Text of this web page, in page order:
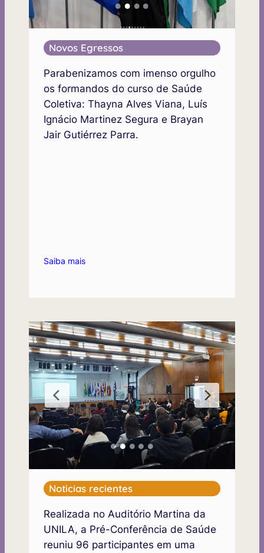
Novos Egressos
Parabenizamos com imenso orgulho
os formandos do curso de Saúde
Coletiva: Thayna Alves Viana, Luís
Ignácio Martinez Segura e Brayan
Jair Gutiérrez Parra.
Saiba mais
Noticias recientes
Realizada no Auditório Martina da
UNILA, a Pré-Conferência de Saúde
reuniu 96 participantes em uma